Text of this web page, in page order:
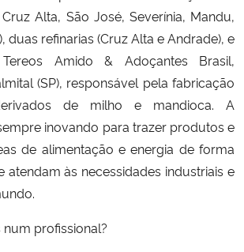
e dos Direitos Humanos
Institucional
Alta, São José, Severínia, Mandu,
duas refinarias (Cruz Alta e Andrade), e
Amido & Adoçantes Brasil,
(SP), responsável pela fabricação
de milho e mandioca. A
inovando para trazer produtos e
de alimentação e energia de forma
atendam às necessidades industriais e
profissional?